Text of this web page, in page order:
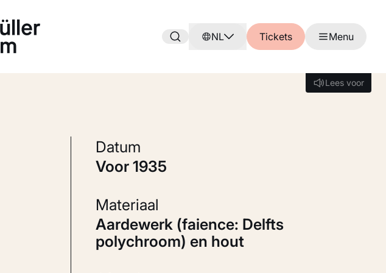
NL Tickets Menu
Lees voor
Lees voor
Datum
voor 1935
Materiaal
Aardewerk (faience: Delfts
polychroom) en hout